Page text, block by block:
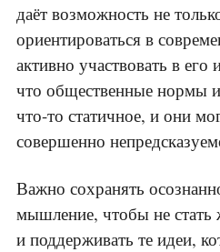
даёт возможность не
ориентироваться в
активно участвовать в
что общественные нормы
что-то статичное, и они
совершенно
Важно сохранять
мышление, чтобы не стать
и поддерживать те идеи,